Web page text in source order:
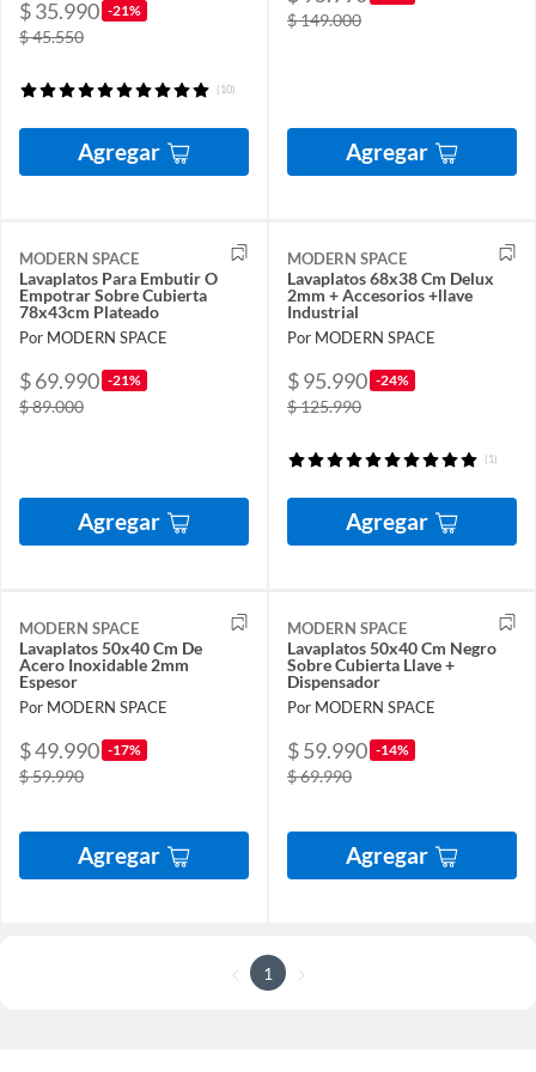
$ 35.990 -21%
$ 45.550
(10)
Agregar
$ 149.000
Agregar
MODERN SPACE
Lavaplatos Para Embutir O
Empotrar Sobre Cubierta
78x43cm Plateado
Por MODERN SPACE
$ 69.990 -21%
$ 89.000
Agregar
MODERN SPACE
Lavaplatos 68x38 Cm Delux
2mm + Accesorios +llave
Industrial
Por MODERN SPACE
$ 95.990 -24%
$ 125.990
(1)
Agregar
MODERN SPACE
Lavaplatos 50x40 Cm De
Acero Inoxidable 2mm
Espesor
Por MODERN SPACE
$ 49.990 -17%
$ 59.990
Agregar
MODERN SPACE
Lavaplatos 50x40 Cm Negro
Sobre Cubierta Llave +
Dispensador
Por MODERN SPACE
$ 59.990 -14%
$ 69.990
Agregar
1